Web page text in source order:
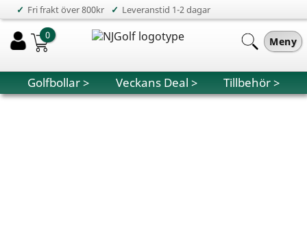
✓ Fri frakt över 800kr ✓ Leveranstid 1-2 dagar
Meny
0
Golfbollar > Veckans Deal > Tillbehör >